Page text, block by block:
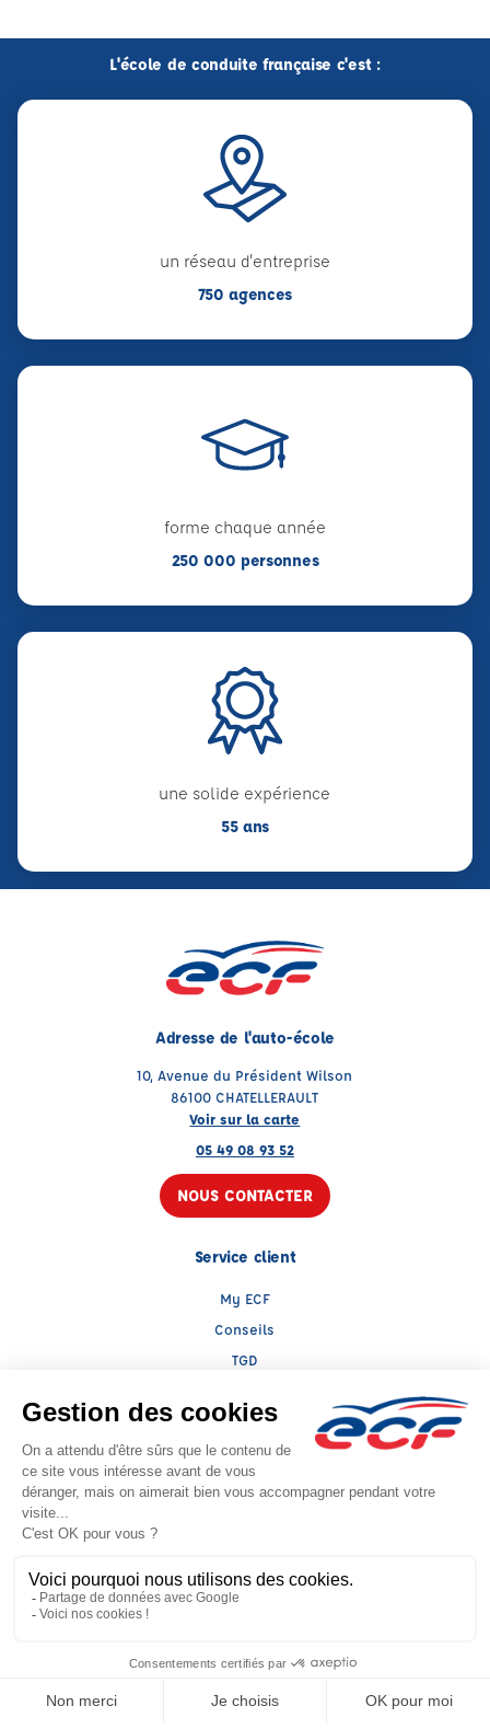
L'école de conduite française c'est :
un réseau d'entreprise
750 agences
forme chaque année
250 000 personnes
une solide expérience
55 ans
Adresse de l'auto-école
10, Avenue du Président Wilson
86100 CHATELLERAULT
Voir sur la carte
05 49 08 93 52
NOUS CONTACTER
Service client
My ECF
Conseils
TGD
Le groupe ECF
Présentation
Trouver une agence
Actualités
Facebook (nouvelle fenêtre)
Instagram (nouvelle fenêtre)
LinkedIn (nouvelle fenêtre)
YouTube (nouvelle
Raison sociale : ECF CER CENTRE ATLANTIQUE - Capital social: 2500000€